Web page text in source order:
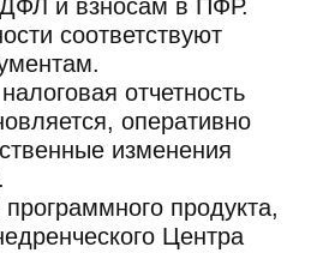
и взносам в ПФР.
соответствуют
отчетность
оперативно
изменения
продукта,
Центра